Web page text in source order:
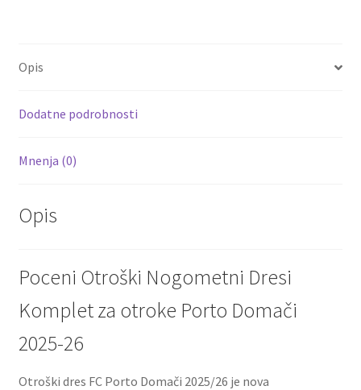
k
Opis
Dodatne podrobnosti
Mnenja (0)
Opis
Poceni Otroški Nogometni Dresi
Komplet za otroke Porto Domači
2025-26
Otroški dres FC Porto Domači 2025/26 je nova